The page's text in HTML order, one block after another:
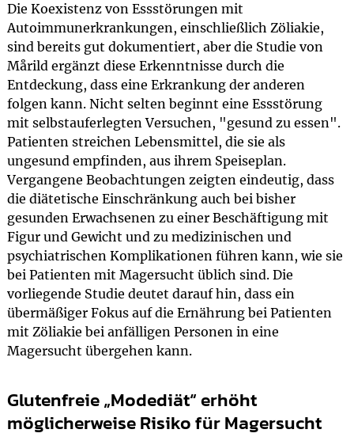
Die Koexistenz von Essstörungen mit
Autoimmunerkrankungen, einschließlich Zöliakie,
sind bereits gut dokumentiert, aber die Studie von
Mårild ergänzt diese Erkenntnisse durch die
Entdeckung, dass eine Erkrankung der anderen
folgen kann. Nicht selten beginnt eine Essstörung
mit selbstauferlegten Versuchen, "gesund zu essen".
Patienten streichen Lebensmittel, die sie als
ungesund empfinden, aus ihrem Speiseplan.
Vergangene Beobachtungen zeigten eindeutig, dass
die diätetische Einschränkung auch bei bisher
gesunden Erwachsenen zu einer Beschäftigung mit
Figur und Gewicht und zu medizinischen und
psychiatrischen Komplikationen führen kann, wie sie
bei Patienten mit Magersucht üblich sind. Die
vorliegende Studie deutet darauf hin, dass ein
übermäßiger Fokus auf die Ernährung bei Patienten
mit Zöliakie bei anfälligen Personen in eine
Magersucht übergehen kann.
Glutenfreie „Modediät“ erhöht
möglicherweise Risiko für Magersucht